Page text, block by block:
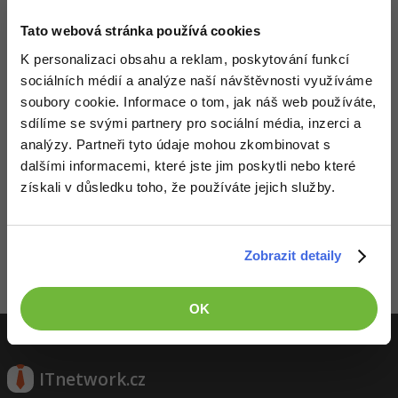
Tato webová stránka používá cookies
K personalizaci obsahu a reklam, poskytování funkcí
sociálních médií a analýze naší návštěvnosti využíváme
soubory cookie. Informace o tom, jak náš web používáte,
sdílíme se svými partnery pro sociální média, inzerci a
analýzy. Partneři tyto údaje mohou zkombinovat s
dalšími informacemi, které jste jim poskytli nebo které
získali v důsledku toho, že používáte jejich služby.
Zobrazit detaily
OK
Copywriter
WordPress specialista
SEO specialista
Algoritmy -41%
Umělá inteligence (AI) -10%
Pro děti
Více
Testování softwaru
Datová analýza
Digitální gramotnost
HTML/CSS -80%
Photoshop
Příběhy absolventů
Blog
nejkvalitnější. Proto do nich také mohou přispívat pouze
zaregistruj se, je to zdarma.
Zobrazeno 2 zpráv z 2.
ITnetwork.cz